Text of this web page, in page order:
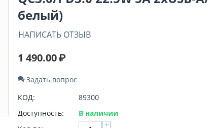
белый)
НАПИСАТЬ ОТЗЫВ
1 490.00₽
Задать вопрос
КОД:
89300
Доступность:
В наличии
+